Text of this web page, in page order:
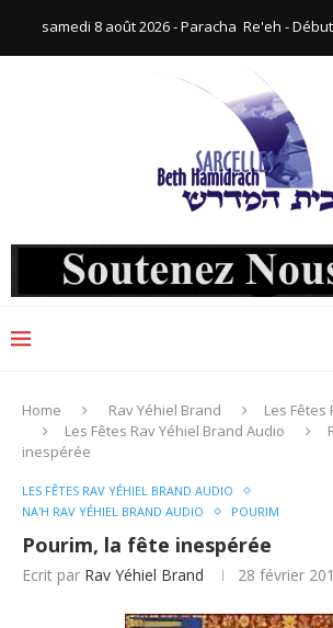
samedi 8 août 2026 - Paracha ‪ Re'eh‬ - Début
Home Rav Yéhiel Brand
Les Fêtes
Les Fêtes Rav Yéhiel Brand Audio
inespérée
LES FÊTES RAV YÉHIEL BRAND AUDIO
NA'H RAV YÉHIEL BRAND AUDIO
POURIM
Pourim, la fête inespérée
Ecrit par Rav Yéhiel Brand 28 février